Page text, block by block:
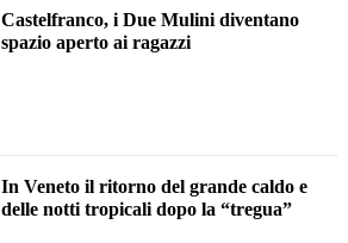
Castelfranco, i Due Mulini diventano
spazio aperto ai ragazzi
In Veneto il ritorno del grande caldo e
delle notti tropicali dopo la “tregua”